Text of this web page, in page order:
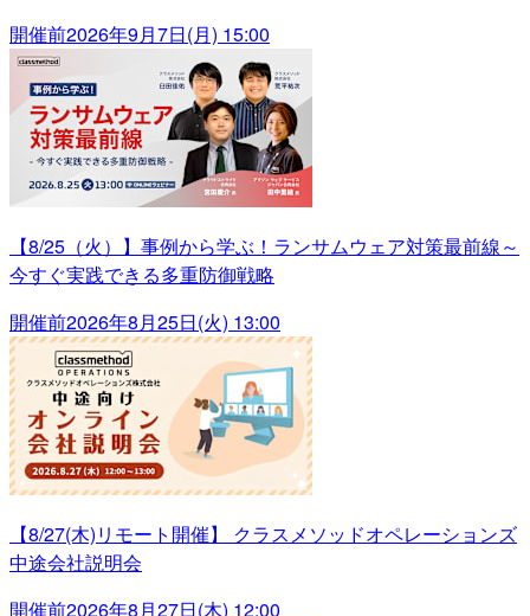
開催前2026年9月7日(月) 15:00
【8/25（火）】事例から学ぶ！ランサムウェア対策最前線～
今すぐ実践できる多重防御戦略
開催前2026年8月25日(火) 13:00
【8/27(木)リモート開催】 クラスメソッドオペレーションズ
中途会社説明会
開催前2026年8月27日(木) 12:00